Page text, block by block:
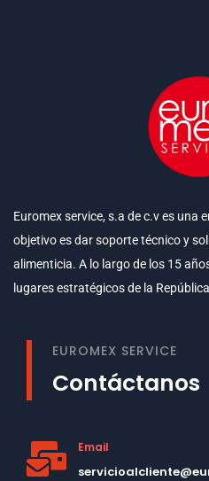
Euromex service, s.a de c.v es una
objetivo es dar soporte técnico y
alimenticia. A lo largo de los 15
lugares estratégicos de la
EUROMEX SERVICE
Contáctanos
Email